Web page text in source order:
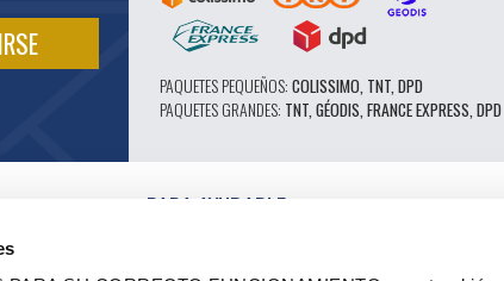
PAQUETES PEQUEÑOS: COLISSIMO, TNT, DPD
PAQUETES GRANDES: TNT, GÉODIS, FRANCE EXPRESS, DPD
PARA AYUDARLE
CATÁLOGO